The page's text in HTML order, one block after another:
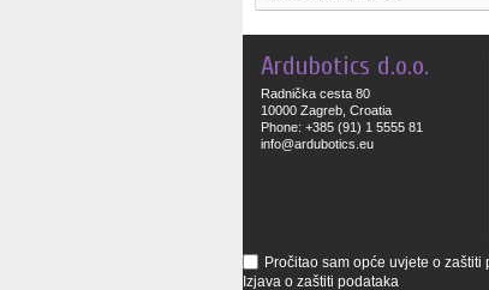
Ardubotics d.o.o.
Radnička cesta 80
10000 Zagreb, Croatia
Phone: +385 (91) 1 5555 81
info@ardubotics.eu
Pročitao sam opće uvjete o
Izjava o zaštiti podataka